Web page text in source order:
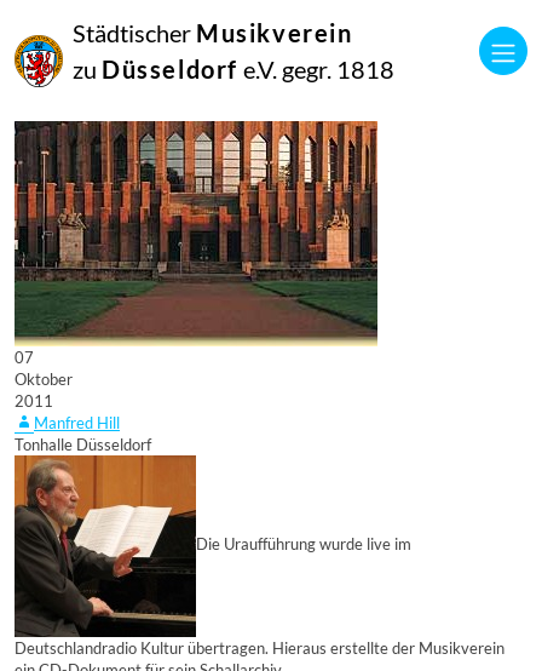
Städtischer Musikverein
zu Düsseldorf e.V. gegr. 1818
07
Oktober
2011
Manfred Hill
Tonhalle Düsseldorf
Die Uraufführung wurde live im
Deutschlandradio Kultur übertragen. Hieraus erstellte der Musikverein